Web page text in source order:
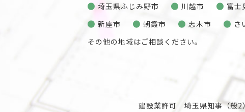
埼玉県ふじみ野市 川越市 富士
新座市
朝霞市 志木市
さ
その他の地域はご相談ください。
建設業許可 埼玉県知事（般